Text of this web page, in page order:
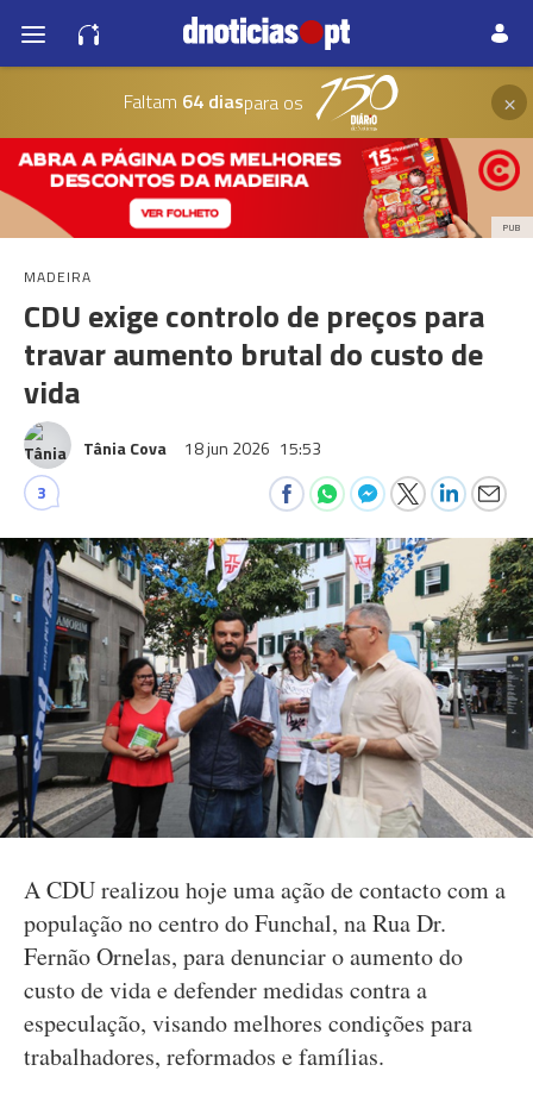
Faltam 64 diaspara os ×
PUB
MADEIRA
CDU exige controlo de preços para
travar aumento brutal do custo de
vida
Tânia Cova 18 jun 2026 15:53
3
A CDU realizou hoje uma ação de contacto com a
população no centro do Funchal, na Rua Dr.
Fernão Ornelas, para denunciar o aumento do
custo de vida e defender medidas contra a
especulação, visando melhores condições para
trabalhadores, reformados e famílias.